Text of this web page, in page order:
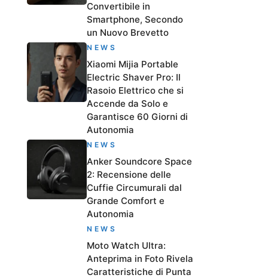
Convertibile in
Smartphone, Secondo
un Nuovo Brevetto
NEWS
Xiaomi Mijia Portable
Electric Shaver Pro: Il
Rasoio Elettrico che si
Accende da Solo e
Garantisce 60 Giorni di
Autonomia
NEWS
Anker Soundcore Space
2: Recensione delle
Cuffie Circumurali dal
Grande Comfort e
Autonomia
NEWS
Moto Watch Ultra:
Anteprima in Foto Rivela
Caratteristiche di Punta